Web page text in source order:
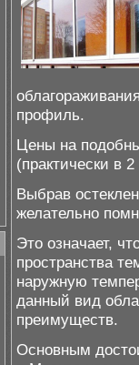
профиль.
Цены на
(практически в
Выбрав
желательно
Это означает,
пространства
наружную
данный вид
преимуществ.
Основным